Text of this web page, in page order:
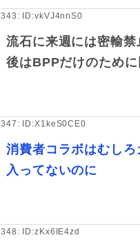
343: ID:vkVJ4nnS0
流石に来週には密輸
後はBPPだけのため
347: ID:X1keS0CE0
消費者コラボはむし
入ってないのに
348: ID:zKx6IE4zd